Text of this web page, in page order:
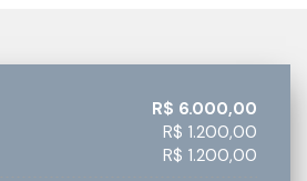
R$ 6.000,00
R$ 1.200,00
R$ 1.200,00